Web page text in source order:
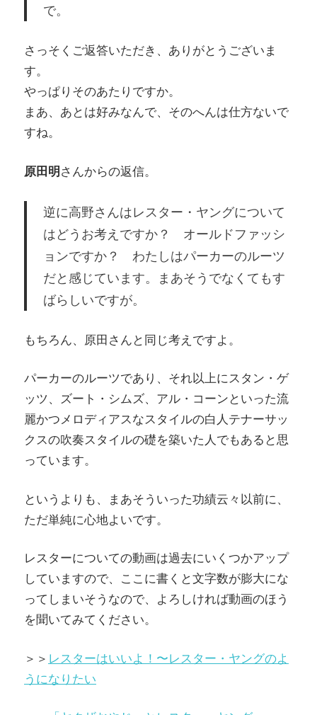
で。
さっそくご返答いただき、ありがとうございま
す。
やっぱりそのあたりですか。
まあ、あとは好みなんで、そのへんは仕方ないで
すね。
原田明さんからの返信。
逆に高野さんはレスター・ヤングについて
はどうお考えですか？ オールドファッシ
ョンですか？ わたしはパーカーのルーツ
だと感じています。まあそうでなくてもす
ばらしいですが。
もちろん、原田さんと同じ考えですよ。
パーカーのルーツであり、それ以上にスタン・ゲ
ッツ、ズート・シムズ、アル・コーンといった流
麗かつメロディアスなスタイルの白人テナーサッ
クスの吹奏スタイルの礎を築いた人でもあると思
っています。
というよりも、まあそういった功績云々以前に、
ただ単純に心地よいです。
レスターについての動画は過去にいくつかアップ
していますので、ここに書くと文字数が膨大にな
ってしまいそうなので、よろしければ動画のほう
を聞いてみてください。
＞＞ レスターはいいよ！〜レスター・ヤングのよ
うになりたい